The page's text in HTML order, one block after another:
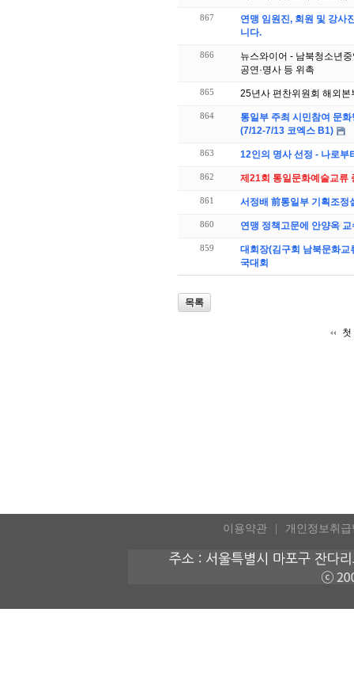
867
연맹 임원진, 회원 및 강사
니다.
866
뉴스와이어 - 남북청소년
공연·명사 등 위촉
865 25년사 편찬위원회 해외
864
통일부 주최 시민참여 문
(7/12-7/13 코엑스 B1)
863 12인의 명사 선정 - 나로부
862 제21회 통일문화예술교류
861 서정배 前통일부 기획조정
860 연맹 정책고문에 안양옥
859
대회장(김구회 남북문화
국대회
목록
첫
이용약관 개인정보취급